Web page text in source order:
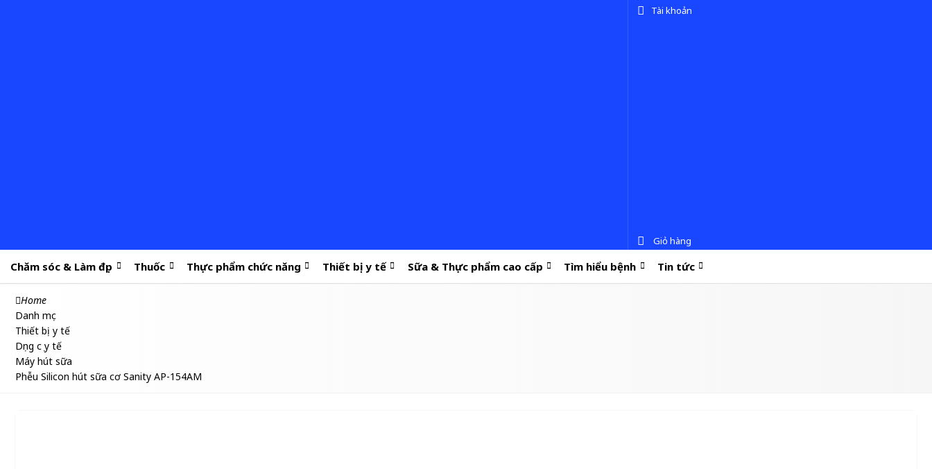
Tài khoản
Giỏ hàng
Chăm sóc & Làm đẹp Thuốc Thực phẩm chức năng Thiết bị y tế Sữa & Thực phẩm cao cấp Tìm hiểu bệnh Tin tức
Home
Danh mục
Thiết bị y tế
Dụng cụ y tế
Máy hút sữa
Phễu Silicon hút sữa cơ Sanity AP-154AM